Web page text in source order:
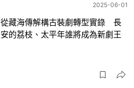
2025-06-01
從藏海傳解構古裝劇轉型實錄 長
安的荔枝、太平年誰將成為新劇王